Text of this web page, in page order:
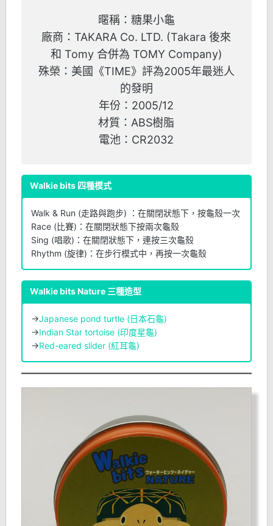
暱稱：糖果小龜
廠商：TAKARA Co. LTD. (Takara 後來
和 Tomy 合併為 TOMY Company)
殊榮：美國《TIME》評為2005年最迷人
的發明
年份：2005/12
材質：ABS樹脂
電池：CR2032
Walkie bits 四種模式
Walk & Run (走路與跑步) ：在關閉狀態下，按龜殼一次
Race (比賽)：在關閉狀態下按兩次龜殼
Sing (唱歌)：在關閉狀態下，連按三次龜殼
Rhythm (旋律)：在步行模式中，再按一次龜殼
Walkie bitsNature三種造型
→Japanese pond turtle (日本石龜)
→Indian Star tortoise (印度星龜)
→Red-eared slider (紅耳龜)